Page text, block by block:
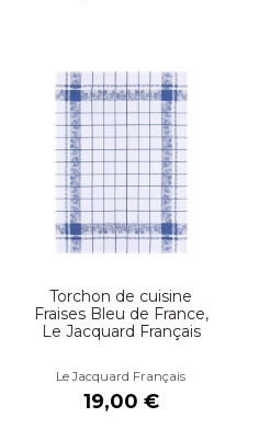
Torchon de cuisine
Fraises Bleu de France,
Le Jacquard Français
Le Jacquard Français
19,00 €